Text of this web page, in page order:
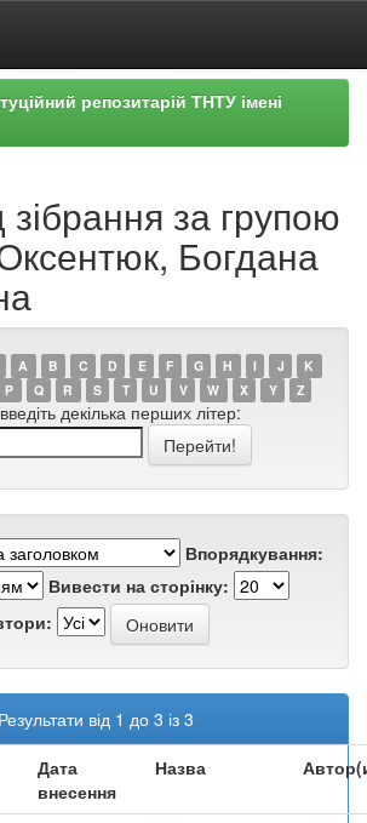
репозитарій ТНТУ імені
за групою
Богдана
A B C D E F G H I J
K
P Q R S T U V W X Y Z
декілька перших літер:
Впорядкування:
Вивести на сторінку:
Результати від 1 до 3 із 3
Дата
внесення
Назва